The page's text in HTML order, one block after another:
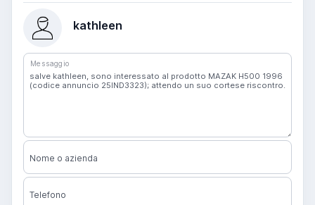
kathleen
Messaggio
Nome o azienda
Telefono